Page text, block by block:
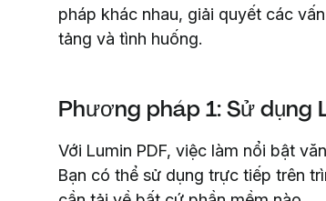
pháp khác nhau, giải quyết các
tảng và tình huống.
Phương pháp 1: Sử dụng
Với Lumin PDF, việc làm nổi bật
Bạn có thể sử dụng trực tiếp trên